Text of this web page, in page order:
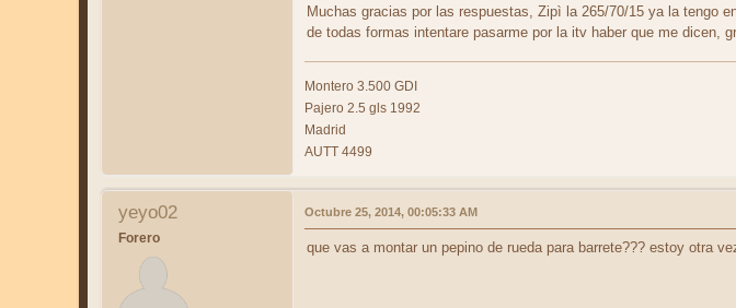
Muchas gracias por las respuestas, Zipì la 265/70/15 ya la tengo
de todas formas intentare pasarme por la itv haber que me dicen,
Montero 3.500 GDI
Pajero 2.5 gls 1992
Madrid
AUTT 4499
yeyo02
Forero
Octubre 25, 2014, 00:05:33 AM
que vas a montar un pepino de rueda para barrete??? estoy otra